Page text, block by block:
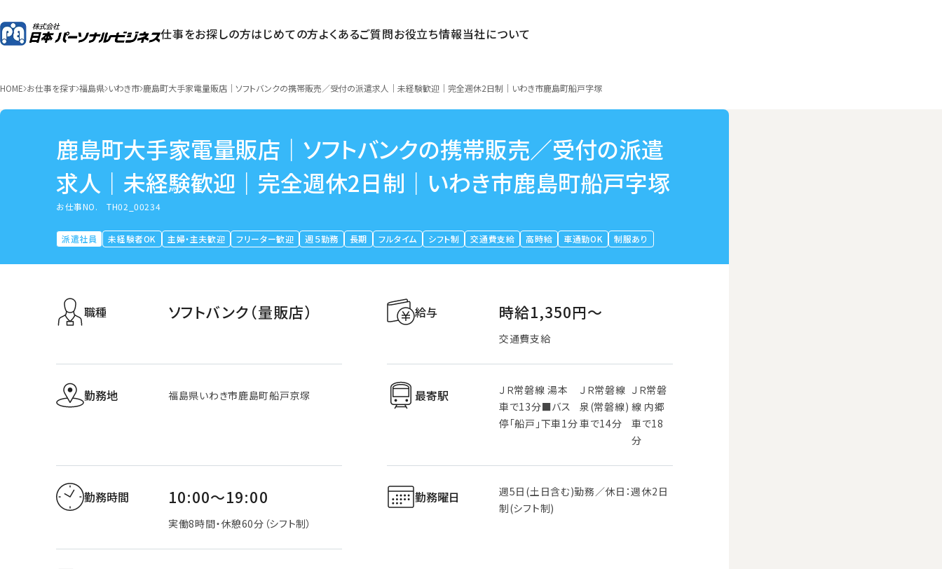
仕事をお探しの方はじめての方よくあるご質問お役立ち情報当社について
HOME お仕事を探す 福島県 いわき市 鹿島町大手家電量販店｜ソフトバンクの携帯販売／受付の派遣求人｜未経験歓迎｜完全週休2日制｜いわき市鹿島町船戸字塚
鹿島町大手家電量販店｜ソフトバンクの携帯販売／受付の派遣
求人｜未経験歓迎｜完全週休2日制｜いわき市鹿島町船戸字塚
お仕事NO.TH02_00234
派遣社員 未経験者OK 主婦・主夫歓迎 フリーター歓迎 週５勤務 長期 フルタイム シフト制 交通費支給 高時給 車通勤OK 制服あり
職種 ソフトバンク（量販店） 給与 時給1,350円〜
交通費支給
勤務地 福島県いわき市鹿島町船戸京塚 最寄駅
ＪＲ常磐線 湯本
車で13分■バス
停「船戸」下車1分
ＪＲ常磐線
泉(常磐線)
車で14分
ＪＲ常磐
線 内郷
車で18
分
勤務時間 10:00～19:00
実働8時間・休憩60分（シフト制）
勤務曜日
週5日(土日含む)勤務／休日：週休2日
制(シフト制)